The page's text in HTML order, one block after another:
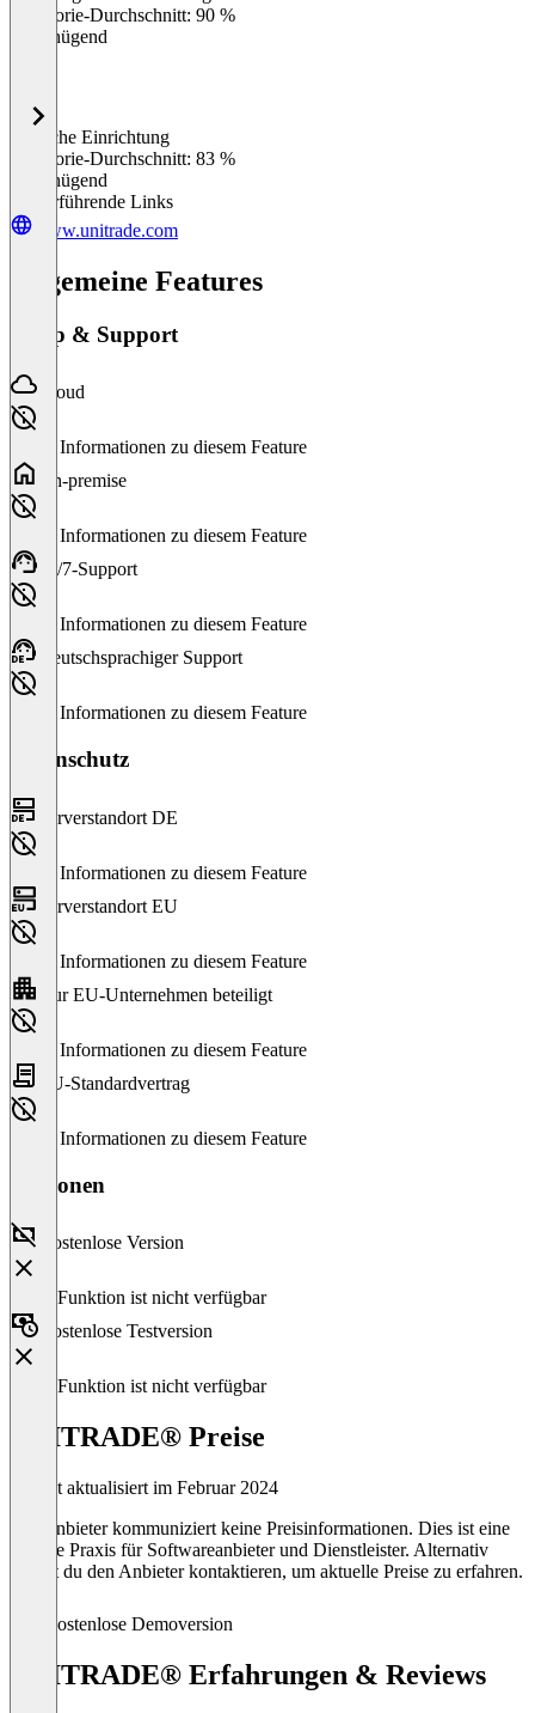
Kategorie-Durchschnitt: 90 %
Ungenügend
Einfache Einrichtung
Kategorie-Durchschnitt: 83 %
Ungenügend
Weiterführende Links
www.unitrade.com
Allgemeine Features
Setup & Support
Cloud
Keine Informationen zu diesem Feature
On-premise
Keine Informationen zu diesem Feature
24/7-Support
Keine Informationen zu diesem Feature
Deutschsprachiger Support
Keine Informationen zu diesem Feature
Datenschutz
Serverstandort DE
Keine Informationen zu diesem Feature
Serverstandort EU
Keine Informationen zu diesem Feature
Nur EU-Unternehmen beteiligt
Keine Informationen zu diesem Feature
EU-Standardvertrag
Keine Informationen zu diesem Feature
Versionen
Kostenlose Version
Diese Funktion ist nicht verfügbar
Kostenlose Testversion
Diese Funktion ist nicht verfügbar
UNITRADE® Preise
Zuletzt aktualisiert im Februar 2024
Der Anbieter kommuniziert keine Preisinformationen. Dies ist eine
übliche Praxis für Softwareanbieter und Dienstleister. Alternativ
kannst du den Anbieter kontaktieren, um aktuelle Preise zu erfahren.
Kostenlose Demoversion
UNITRADE® Erfahrungen & Reviews